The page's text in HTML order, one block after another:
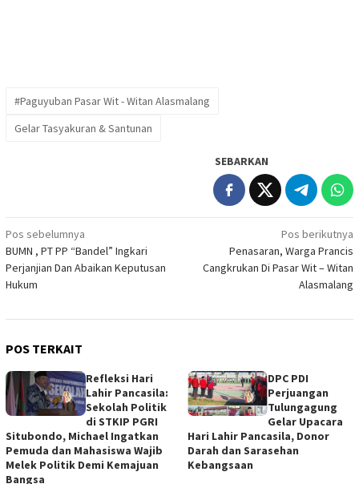
#Paguyuban Pasar Wit - Witan Alasmalang
Gelar Tasyakuran & Santunan
SEBARKAN
Navigasi
pos
Pos sebelumnya
BUMN , PT PP “Bandel” Ingkari
Perjanjian Dan Abaikan Keputusan
Hukum
Pos berikutnya
Penasaran, Warga Prancis
Cangkrukan Di Pasar Wit – Witan
Alasmalang
POS TERKAIT
Refleksi Hari
Lahir Pancasila:
Sekolah Politik
di STKIP PGRI
Situbondo, Michael Ingatkan
Pemuda dan Mahasiswa Wajib
Melek Politik Demi Kemajuan
Bangsa
DPC PDI
Perjuangan
Tulungagung
Gelar Upacara
Hari Lahir Pancasila, Donor
Darah dan Sarasehan
Kebangsaan